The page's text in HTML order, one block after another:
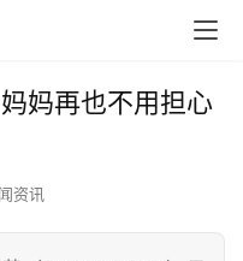
妈再也不用担心
资讯